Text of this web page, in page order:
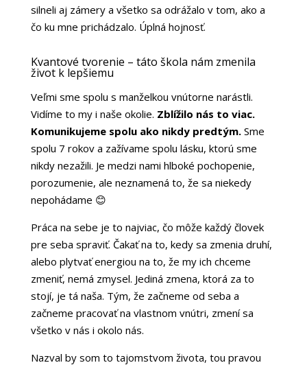
silneli aj zámery a všetko sa odrážalo v tom, ako a
čo ku mne prichádzalo. Úplná hojnosť.
Kvantové tvorenie – táto škola nám zmenila
život k lepšiemu
Veľmi sme spolu s manželkou vnútorne narástli.
Vidíme to my i naše okolie. Zblížilo nás to viac.
Komunikujeme spolu ako nikdy predtým. Sme
spolu 7 rokov a zažívame spolu lásku, ktorú sme
nikdy nezažili. Je medzi nami hlboké pochopenie,
porozumenie, ale neznamená to, že sa niekedy
nepohádame 😊
Práca na sebe je to najviac, čo môže každý človek
pre seba spraviť. Čakať na to, kedy sa zmenia druhí,
alebo plytvať energiou na to, že my ich chceme
zmeniť, nemá zmysel. Jediná zmena, ktorá za to
stojí, je tá naša. Tým, že začneme od seba a
začneme pracovať na vlastnom vnútri, zmení sa
všetko v nás i okolo nás.
Nazval by som to tajomstvom života, tou pravou